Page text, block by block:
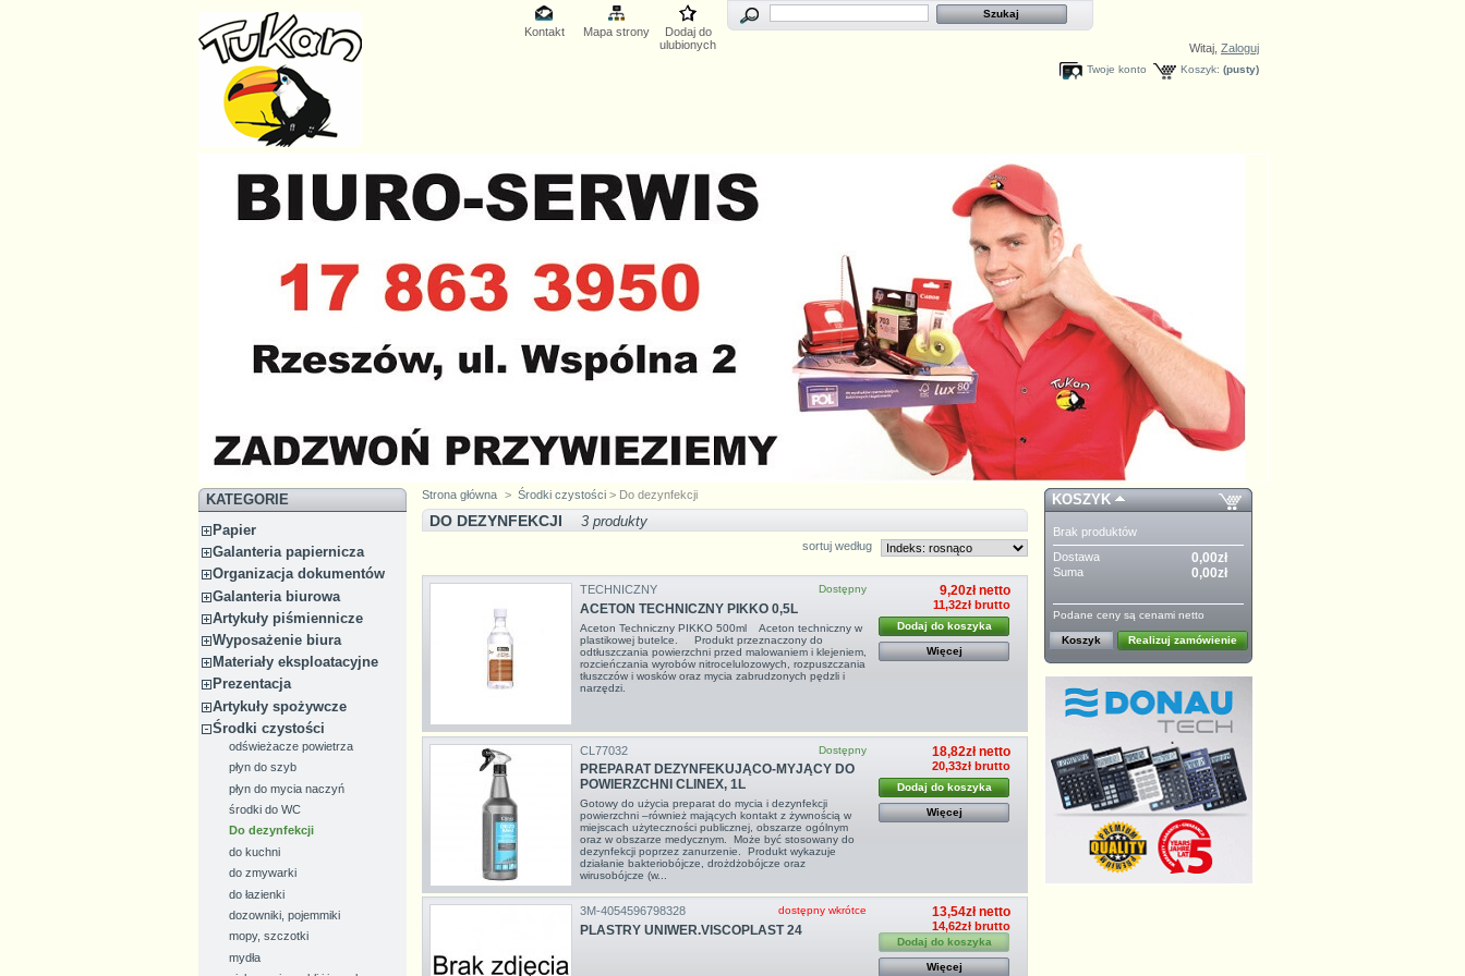
Kontakt Mapa strony
Dodaj do
ulubionych
Witaj,Zaloguj
Koszyk: (pusty)
Twoje konto
KATEGORIE
Papier
Galanteria papiernicza
Organizacja dokumentów
Galanteria biurowa
Artykuły piśmiennicze
Wyposażenie biura
Materiały eksploatacyjne
Prezentacja
Artykuły spożywcze
Środki czystości
odświeżacze powietrza
płyn do szyb
płyn do mycia naczyń
środki do WC
Do dezynfekcji
do kuchni
do zmywarki
do łazienki
dozowniki, pojemmiki
mopy, szczotki
mydła
Strona główna > Środki czystości > Do dezynfekcji
DO DEZYNFEKCJI 3 produkty
sortuj według
Dostępny
TECHNICZNY
ACETON TECHNICZNY PIKKO 0,5L
Aceton Techniczny PIKKO 500ml Aceton techniczny w
plastikowej butelce. Produkt przeznaczony do
odtłuszczania powierzchni przed malowaniem i klejeniem,
rozcieńczania wyrobów nitrocelulozowych, rozpuszczania
tłuszczów i wosków oraz mycia zabrudzonych pędzli i
narzędzi.
9,20zł netto
11,32zł brutto
Dodaj do koszyka
Więcej
Dostępny
CL77032
PREPARAT DEZYNFEKUJĄCO-MYJĄCY DO
POWIERZCHNI CLINEX, 1L
Gotowy do użycia preparat do mycia i dezynfekcji
powierzchni –również mających kontakt z żywnością w
miejscach użyteczności publicznej, obszarze ogólnym
oraz w obszarze medycznym. Może być stosowany do
dezynfekcji poprzez zanurzenie. Produkt wykazuje
działanie bakteriobójcze, drożdżobójcze oraz
wirusobójcze (w...
18,82zł netto
20,33zł brutto
Dodaj do koszyka
Więcej
dostępny wkrótce
3M-4054596798328
PLASTRY UNIWER.VISCOPLAST 24
13,54zł netto
14,62zł brutto
Dodaj do koszyka
Więcej
KOSZYK
Brak produktów
Dostawa
0,00zł
Suma 0,00zł
Podane ceny są cenami netto
Koszyk Realizuj zamówienie